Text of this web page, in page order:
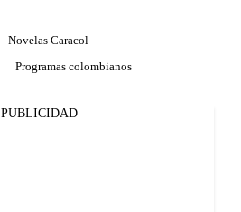
Novelas Caracol
Programas colombianos
PUBLICIDAD